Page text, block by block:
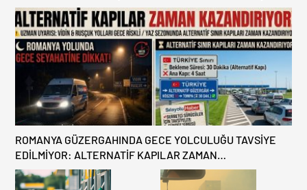
HATA, ARACINA 6 AY EL
KONULMASINA YOL AÇTI
Benzinlikte Eşini Unuttu!
ROMANYA GÜZERGAHINDA GECE YOLCULUĞU TAVSİYE
EDİLMİYOR: ALTERNATİF KAPILAR ZAMAN
KAZANDIRIYOR!